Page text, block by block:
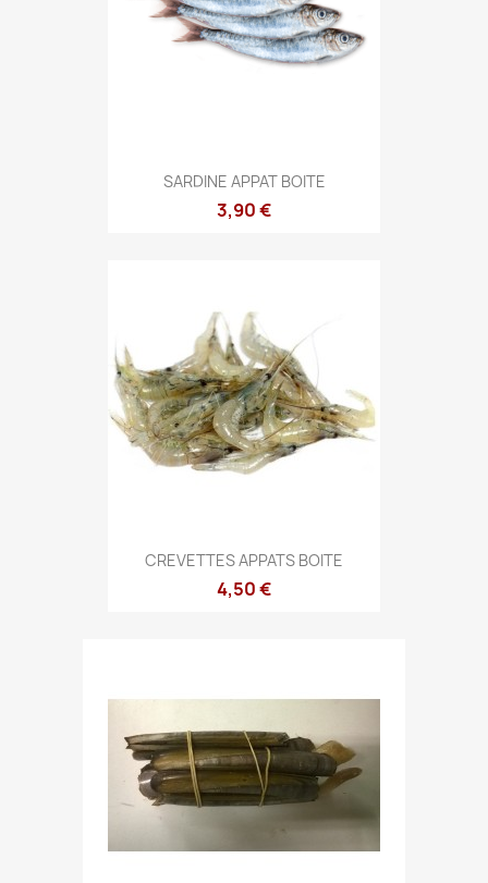
SARDINE APPAT BOITE
3,90 €
CREVETTES APPATS BOITE
4,50 €